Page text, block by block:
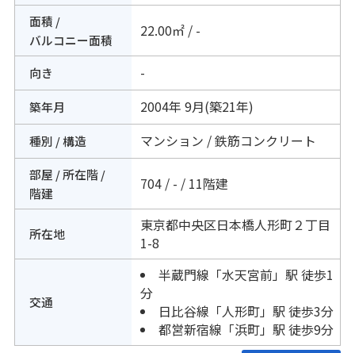
面積 /
バルコニー面積
22.00㎡ / -
向き -
築年月 2004年 9月(築21年)
種別 / 構造 マンション / 鉄筋コンクリート
部屋 / 所在階 /
階建
704 / - / 11階建
所在地 東京都中央区日本橋人形町２丁目
1-8
交通
半蔵門線 「水天宮前 」駅 徒歩1
分
日比谷線 「人形町」駅 徒歩3分
都営新宿線 「浜町」駅 徒歩9分